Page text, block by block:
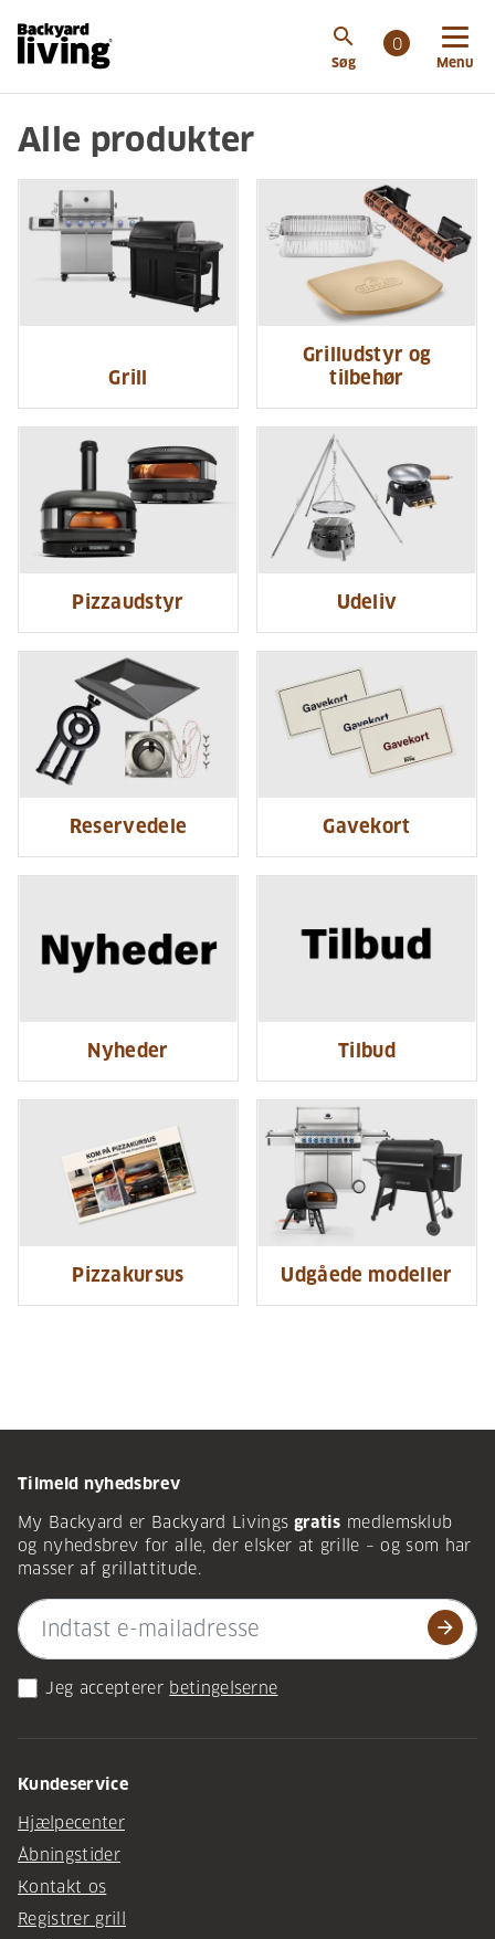
search
Søg
0
Menu
Alle produkter
Grill
Grilludstyr og
tilbehør
Pizzaudstyr Udeliv
Reservedele Gavekort
Nyheder Tilbud
Pizzakursus Udgåede modeller
Tilmeld nyhedsbrev
My Backyard er Backyard Livings gratis medlemsklub
og nyhedsbrev for alle, der elsker at grille – og som har
masser af grillattitude.
arrow_forward
Jeg accepterer betingelserne
Kundeservice
Hjælpecenter
Åbningstider
Kontakt os
Registrer grill